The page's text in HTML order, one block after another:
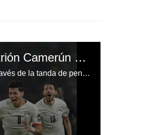
La selección de Egipto elimina al anfitrión Camerún y jugará la final de la Copa Africana contra Senegal
La selección de Egipto eliminó al anfitrión Camerún a través de la tanda de penales en la Copa Africana.